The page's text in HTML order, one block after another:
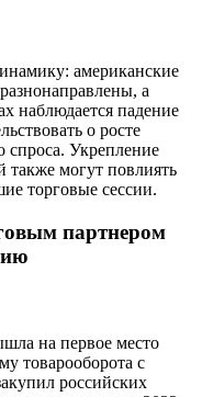
американские
а
наблюдается падение
о росте
спроса. Укрепление
также могут повлиять
торговые сессии.
партнером
на первое место
товарооборота с
российских